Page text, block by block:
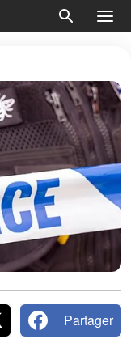
Partager